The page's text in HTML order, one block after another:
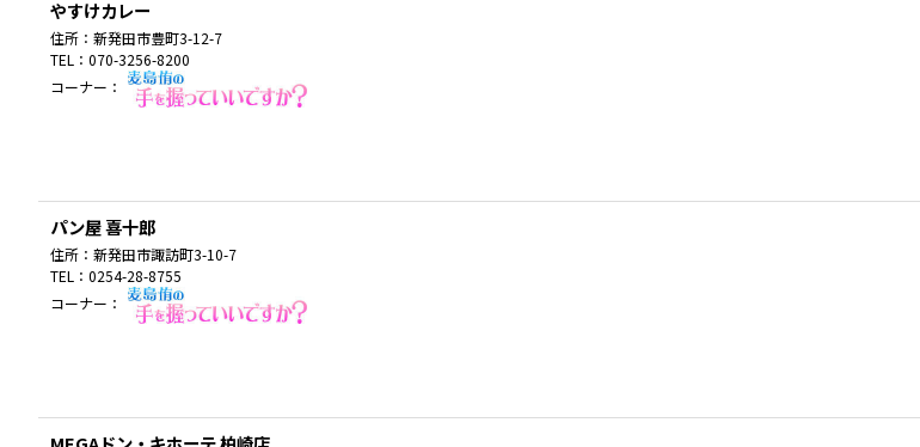
やすけカレー
住所： 新発田市豊町3-12-7
TEL： 070-3256-8200
コーナー：
パン屋 喜十郎
住所： 新発田市諏訪町3-10-7
TEL： 0254-28-8755
コーナー：